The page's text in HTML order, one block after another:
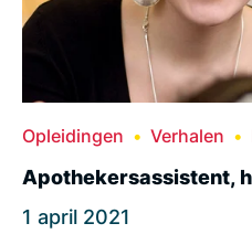
Opleidingen Verhalen
Apothekersassistent,
1 april 2021